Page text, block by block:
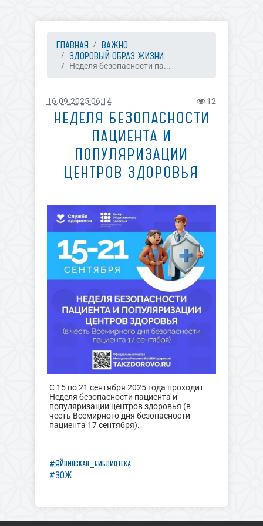
ГЛАВНАЯ
ВАЖНО
ЗДОРОВЫЙ ОБРАЗ ЖИЗНИ
Неделя безопасности па...
16.09.2025 06:14 12
НЕДЕЛЯ БЕЗОПАСНОСТИ
ПАЦИЕНТА И
ПОПУЛЯРИЗАЦИИ
ЦЕНТРОВ ЗДОРОВЬЯ
С 15 по 21 сентября 2025 года проходит
Неделя безопасности пациента и
популяризации центров здоровья (в
честь Всемирного дня безопасности
пациента 17 сентября).
#Яйвинская_библиотека
#ЗОЖ